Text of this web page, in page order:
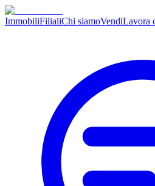
ImmobiliFilialiChi siamoVendiLavora